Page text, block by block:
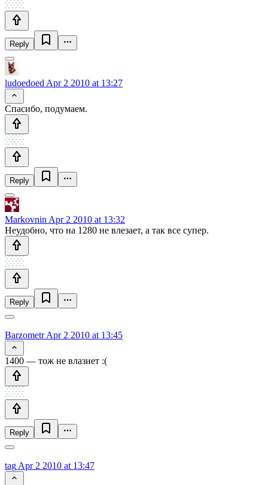
Reply
ludoedoed Apr 2 2010 at 13:27
Спасибо, подумаем.
Reply
Markovnin Apr 2 2010 at 13:32
Неудобно, что на 1280 не влезает, а так все супер.
Reply
BarzometrApr 2 2010 at 13:45
1400 — тож не влазиет :(
Reply
tag Apr 2 2010 at 13:47